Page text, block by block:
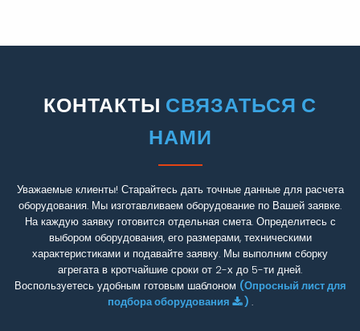
КОНТАКТЫ СВЯЗАТЬСЯ С
НАМИ
Уважаемые клиенты! Старайтесь дать точные данные для расчета
оборудования. Мы изготавливаем оборудование по Вашей заявке.
На каждую заявку готовится отдельная смета. Определитесь с
выбором оборудования, его размерами, техническими
характеристиками и подавайте заявку. Мы выполним сборку
агрегата в кротчайшие сроки от 2-х до 5-ти дней.
Воспользуетесь удобным готовым шаблоном (Опросный лист для
подбора оборудования
) .